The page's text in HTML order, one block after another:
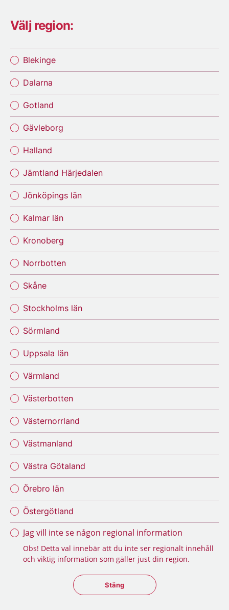
Välj region:
Blekinge
Dalarna
Gotland
Gävleborg
Halland
Jämtland Härjedalen
Jönköpings län
Kalmar län
Kronoberg
Norrbotten
Skåne
Stockholms län
Sörmland
Uppsala län
Värmland
Västerbotten
Västernorrland
Västmanland
Västra Götaland
Örebro län
Östergötland
Jag vill inte se någon regional information
Obs! Detta val innebär att du inte ser regionalt innehåll
och viktig information som gäller just din region.
Stäng regionsväljaren
Stäng